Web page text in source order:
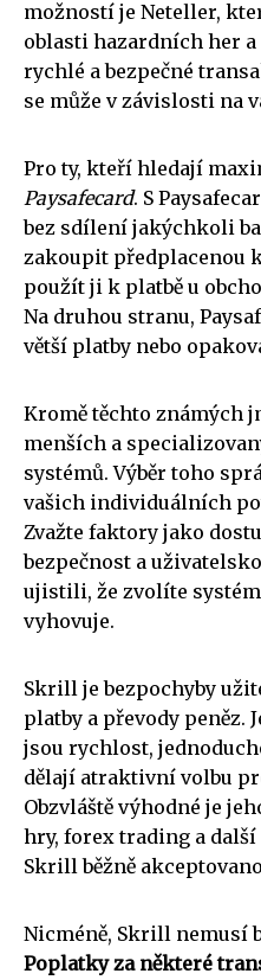
možností je Neteller,
oblasti hazardních her
rychlé a bezpečné
se může v závislosti na
Pro ty, kteří hledají
Paysafecard. S
bez sdílení jakýchkoli
zakoupit předplacenou
použít ji k platbě u
Na druhou stranu,
větší platby nebo
Kromě těchto známých
menších a
systémů. Výběr toho
vašich individuálních
Zvažte faktory jako
bezpečnost a
ujistili, že zvolíte
vyhovuje.
Skrill je bezpochyby
platby a převody peněz.
jsou rychlost,
dělají atraktivní volbu
Obzvláště výhodné je
hry, forex trading a
Skrill běžně
Nicméně, Skrill nemusí
Poplatky za některé